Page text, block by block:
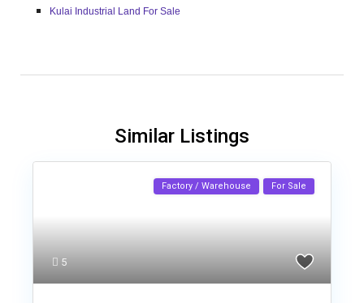
Kulai Industrial Land For Sale
Similar Listings
5
Factory / Warehouse For Sale